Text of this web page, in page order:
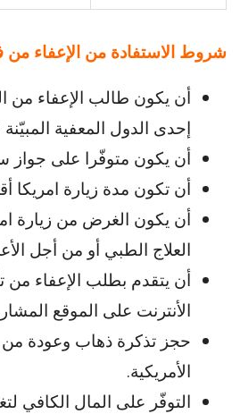
شروط الاستفادة من الإعفاء من
أن يكون طالب الإعفاء من
إحدى الدول المعفية
أن يكون متوفّرا على جواز
أن تكون مدة زيارة امريكا أقل من
أن يكون الغرض من زيارة
العلاج الطبي أو من أجل
أن يتقدم بطلب الإعفاء من
الأنترنت على الموقع
حجز تذكرة ذهاب وعودة من
الأمريكية.
التوفّر على المال الكافي